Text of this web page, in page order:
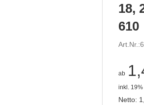
18,
610
Art.Nr.:
ab
inkl. 19%
Netto: